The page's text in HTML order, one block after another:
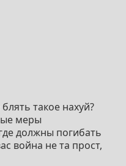
такое нахуй?
меры
должны погибать
война не та прост,